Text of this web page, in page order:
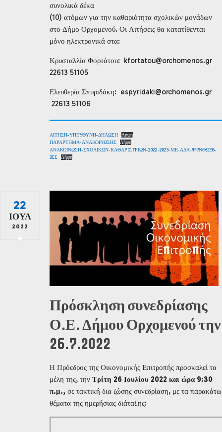
συνολικά δέκα
(10) ατόμων για την καθαριότητα σχολικών μονάδων
στο Δήμο Ορχομενού. Οι Αιτήσεις θα κατατίθενται
μόνο ηλεκτρονικά στα:
Κρυσταλλία Φορτάτου: kfortatou@orchomenos.gr
22613 51105
Ελευθερία Σπυριδάκη: espyridaki@orchomenos.gr
22613 51106
ΑΙΤΗΣΗ-ΥΠΕΥΘΥΝΗ-ΔΗΛΩΣΗ
Λήψη
ΠΑΡΑΡΤΗΜΑ-ΑΝΑΚΟΙΝΩΣΗΣ
Λήψη
ΑΝΑΚΟΙΝΩΣΗ-ΣΧΟΛΙΚΩΝ-ΚΑΘΑΡΙΣΤΡΙΩΝ-2022-2023-ΜΕ-ΑΔΑ-ΨΨΝΘΩΞ6-
3ΣΣ
Λήψη
22
ΙΟΎΛ
2022
Πρόσκληση συνεδρίασης
Ο.Ε. Δήμου Ορχομενού την
26.7.2022
Η Πρόεδρος της Οικονομικής Επιτροπής προσκαλεί τα
μέλη της, την Τρίτη 26 Ιουλίου 2022 και ώρα 9:30
π.μ., σε τακτική δια ζώσης συνεδρίαση, με τα παρακάτω
θέματα της ημερήσιας διάταξης: